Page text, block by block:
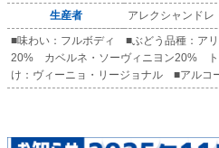
生産者
アレクシャンドレ
■味わい：フルボディ ■ぶどう品種：ア
20% カベルネ・ソーヴィニヨン20%
け：ヴィーニョ・リージョナル ■アルコ